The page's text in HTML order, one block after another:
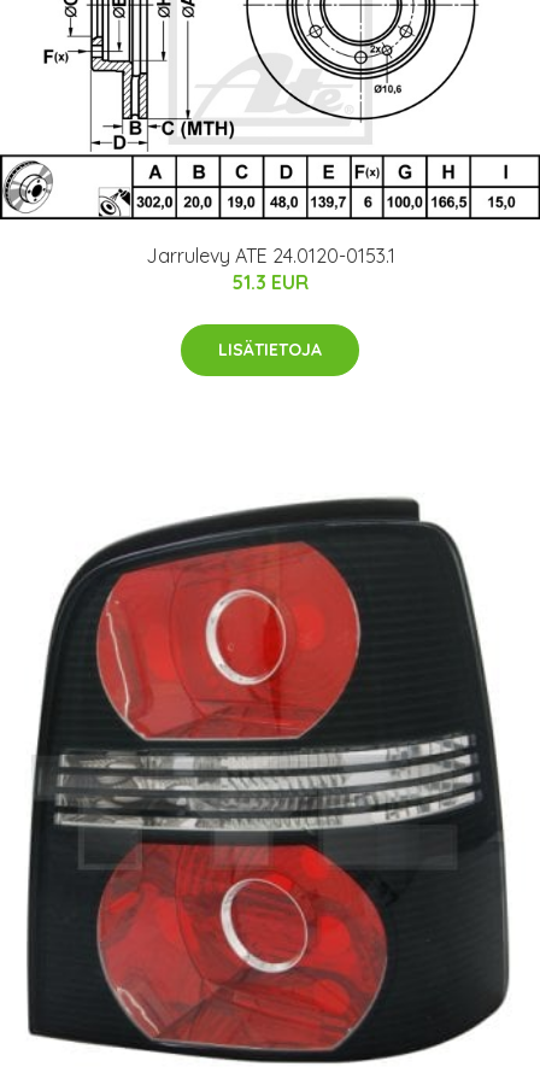
Jarrulevy ATE 24.0120-0153.1
51.3 EUR
LISÄTIETOJA